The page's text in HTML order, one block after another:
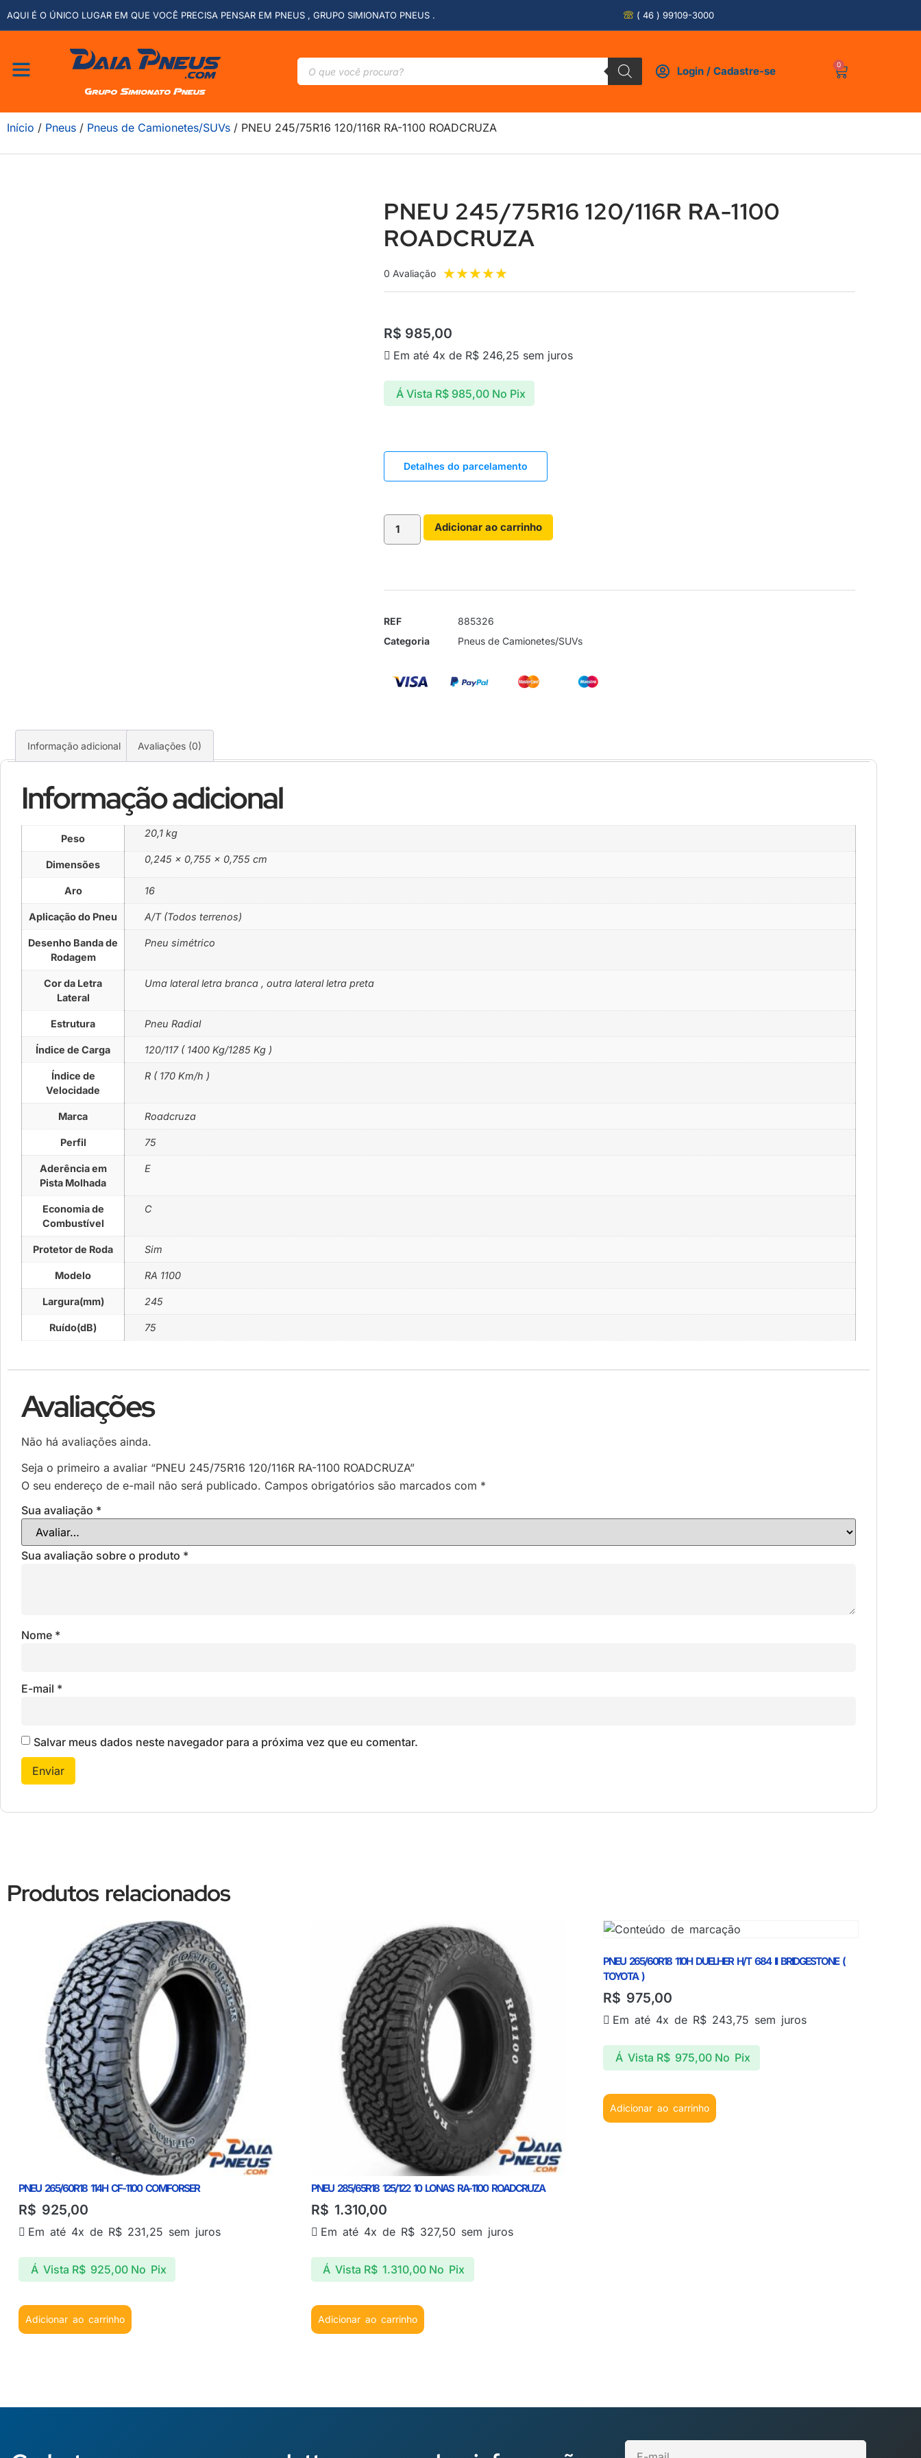
AQUI É O ÚNICO LUGAR EM QUE VOCÊ PRECISA PENSAR EM PNEUS , GRUPO SIMIONATO PNEUS . ( 46 ) 99109-3000
Login / Cadastre-se
0
Início / Pneus / Pneus de Camionetes/SUVs / PNEU 245/75R16 120/116R RA-1100 ROADCRUZA
PNEU 245/75R16 120/116R RA-1100
ROADCRUZA
0 Avaliação ★★★★★
R$ 985,00
Em até 4x de R$ 246,25 sem juros
Á Vista R$985,00 No Pix
Detalhes do parcelamento
Adicionar ao carrinho
REF
885326
Categoria
Pneus de Camionetes/SUVs
Informação adicional Avaliações (0)
Informação adicional
Peso 20,1 kg
Dimensões 0,245 × 0,755 × 0,755 cm
Aro 16
Aplicação do Pneu A/T (Todos terrenos)
Desenho Banda de
Rodagem
Pneu simétrico
Cor da Letra
Lateral
Uma lateral letra branca , outra lateral letra preta
Estrutura Pneu Radial
Índice de Carga 120/117 ( 1400 Kg/1285 Kg )
Índice de
Velocidade
R ( 170 Km/h )
Marca Roadcruza
Perfil 75
Aderência em
Pista Molhada
E
Economia de
Combustível
C
Protetor de Roda Sim
Modelo RA 1100
Largura(mm) 245
Ruído(dB) 75
Avaliações
Não há avaliações ainda.
Seja o primeiro a avaliar “PNEU 245/75R16 120/116R RA-1100 ROADCRUZA”
O seu endereço de e-mail não será publicado. Campos obrigatórios são marcados com *
Sua avaliação *
Sua avaliação sobre o produto *
Nome *
E-mail *
Salvar meus dados neste navegador para a próxima vez que eu comentar.
Produtos relacionados
PNEU 265/60R18 114H CF-1100 COMFORSER
R$ 925,00
Em até 4x de R$ 231,25 sem juros
Á Vista R$925,00 No Pix
Adicionar ao carrinho
PNEU 285/65R18 125/122 10 LONAS RA-1100 ROADCRUZA
R$ 1.310,00
Em até 4x de R$327,50 sem juros
Á Vista R$ 1.310,00 No Pix
Adicionar ao carrinho
PNEU 265/60R18 110H DUELHER H/T 684 II BRIDGESTONE (
TOYOTA )
R$ 975,00
Em até 4x de R$ 243,75 sem juros
Á Vista R$975,00 No Pix
Adicionar ao carrinho